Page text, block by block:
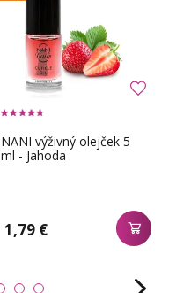
NANI výživný olejček 5
ml - Jahoda
1,79 €